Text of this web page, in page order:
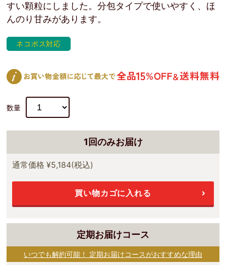
すい顆粒にしました。分包タイプで使いやすく、ほ
んのり甘みがあります。
ネコポス対応
数量
1回のみお届け
通常価格¥5,184(税込)
買い物カゴに入れる
定期お届けコース
いつでも解約可能！ 定期お届けコースがおすすめな理由